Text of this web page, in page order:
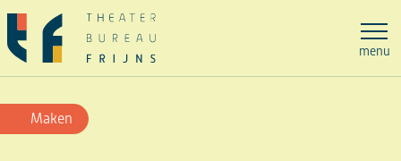
Ga
naar
de
inhoud
menu
Maken